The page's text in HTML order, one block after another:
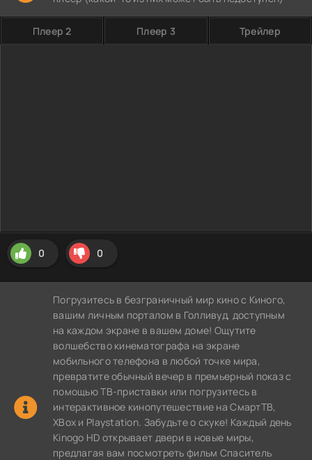
Плеер 2 Плеер 3 Трейлер
0 0
Погрузитесь в безграничный мир кино с Киного,
вашим личным порталом в Голливуд, доступным
на каждом экране в вашем доме! Ощутите
волшебство кинематографа на экране
мобильного телефона в любой точке мира,
превратите обычный вечер в премьерный показ с
помощью ТВ-приставки или погрузитесь в
интерактивное кинопутешествие на СмартТВ,
XBox и Playstation. Забудьте о скуке! Каждый день
Kinogo HD открывает двери в новые миры,
предлагая вам посмотреть фильм Спаситель